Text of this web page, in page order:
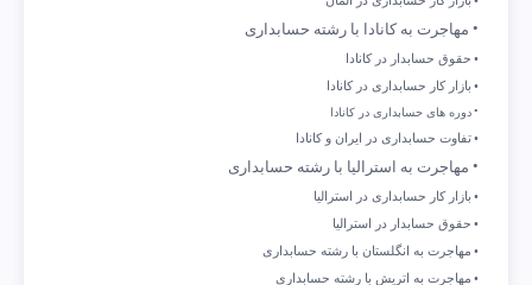
مهاجرت به کانادا با رشته حسابداری
حقوق حسابدار در کانادا
بازار کار حسابداری در کانادا
دوره های حسابداری در کانادا
تفاوت حسابداری در ایران و کانادا
مهاجرت به استرالیا با رشته حسابداری
بازار کار حسابداری در استرالیا
حقوق حسابدار در استرالیا
مهاجرت به انگلستان با رشته حسابداری
مهاجرت به اتریش با رشته حسابداری